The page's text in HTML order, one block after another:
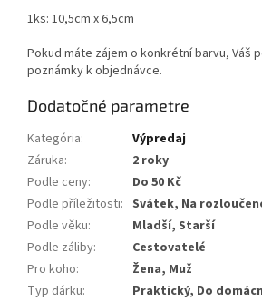
1ks: 10,5cm x 6,5cm
Pokud máte zájem o konkrétní barvu, Váš
poznámky k objednávce.
Dodatočné parametre
Kategória:
Výpredaj
Záruka:
2 roky
Podle ceny:
Do 50 Kč
Podle příležitosti: Svátek, Na
Podle věku:
Mladší, Starší
Podle záliby:
Cestovatelé
Pro koho:
Žena, Muž
Typ dárku: Praktický, Do